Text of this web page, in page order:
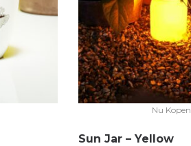
Nu Kopen
Sun Jar – Yellow